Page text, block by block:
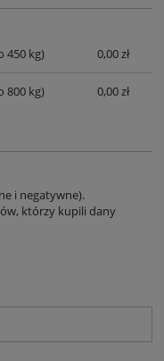
450 kg) 0,00 zł
800 kg) 0,00 zł
i negatywne).
którzy kupili dany